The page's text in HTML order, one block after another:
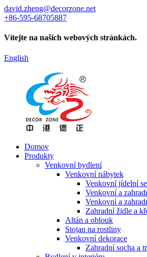
david.zheng@decorzone.net
+86-595-68705887
Vítejte na našich webových stránkách.
English
Domov
Produkty
Venkovní bydlení
Venkovní nábytek
Venkovní jídelní
Venkovní a
Venkovní a
Zahradní židle a
Altán a oblouk
Stojan na rostliny
Venkovní dekorace
Zahradní socha a